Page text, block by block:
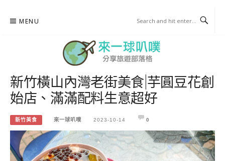
MENU
來一球叭噗
分享日本自助部落格
新竹橫山內灣老街美食|芋圓豆花創
始店、滿滿配料生意超好
新竹美食 來一球叭噗 2023-10-14 0